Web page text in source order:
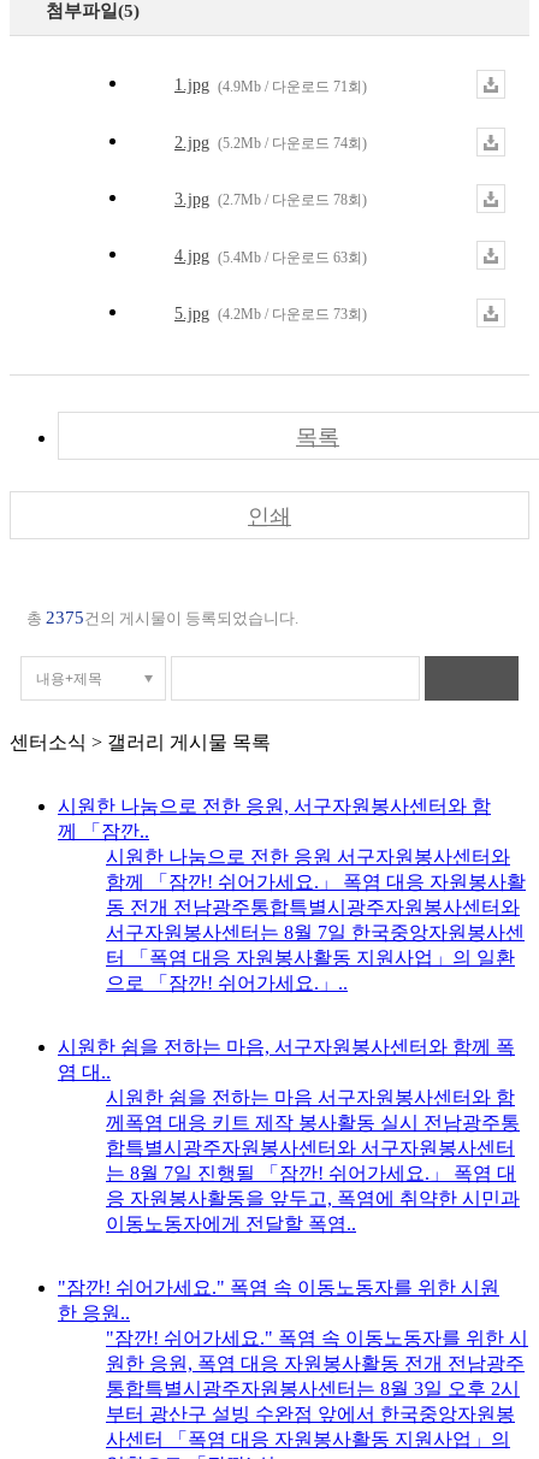
첨부파일(5)
1.jpg (4.9Mb / 다운로드 71회)
2.jpg (5.2Mb / 다운로드 74회)
3.jpg (2.7Mb / 다운로드 78회)
4.jpg (5.4Mb / 다운로드 63회)
5.jpg (4.2Mb / 다운로드 73회)
목록
인쇄
총 2375건의 게시물이 등록되었습니다.
센터소식 > 갤러리 게시물 목록
시원한 나눔으로 전한 응원, 서구자원봉사센터와 함
께 「잠깐..
시원한 나눔으로 전한 응원 서구자원봉사센터와
함께 「잠깐! 쉬어가세요.」 폭염 대응 자원봉사활
동 전개 전남광주통합특별시광주자원봉사센터와
서구자원봉사센터는 8월 7일 한국중앙자원봉사센
터 「폭염 대응 자원봉사활동 지원사업」의 일환
으로 「잠깐! 쉬어가세요.」..
시원한 쉼을 전하는 마음, 서구자원봉사센터와 함께 폭
염 대..
시원한 쉼을 전하는 마음 서구자원봉사센터와 함
께폭염 대응 키트 제작 봉사활동 실시 전남광주통
합특별시광주자원봉사센터와 서구자원봉사센터
는 8월 7일 진행될 「잠깐! 쉬어가세요.」 폭염 대
응 자원봉사활동을 앞두고, 폭염에 취약한 시민과
이동노동자에게 전달할 폭염..
"잠깐! 쉬어가세요." 폭염 속 이동노동자를 위한 시원
한 응원..
"잠깐! 쉬어가세요." 폭염 속 이동노동자를 위한 시
원한 응원, 폭염 대응 자원봉사활동 전개 전남광주
통합특별시광주자원봉사센터는 8월 3일 오후 2시
부터 광산구 설빙 수완점 앞에서 한국중앙자원봉
사센터 「폭염 대응 자원봉사활동 지원사업」의